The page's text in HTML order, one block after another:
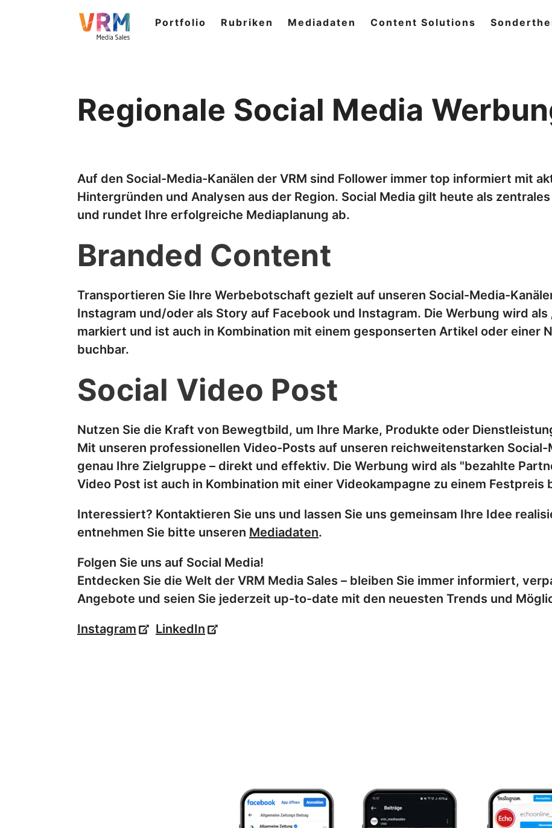
Portfolio Rubriken Mediadaten Content Solutions
Regionale Social Media
Auf den Social-Media-Kanälen der VRM sind Follower immer top informiert mit
Hintergründen und Analysen aus der Region. Social Media gilt heute als
und rundet Ihre erfolgreiche Mediaplanung ab.
Branded Content
Transportieren Sie Ihre Werbebotschaft gezielt auf unseren Social-Media-
Instagram und/oder als Story auf Facebook und Instagram. Die Werbung wird
markiert und ist auch in Kombination mit einem gesponserten Artikel oder einer
buchbar.
Social Video Post
Nutzen Sie die Kraft von Bewegtbild, um Ihre Marke, Produkte oder
Mit unseren professionellen Video-Posts auf unseren reichweitenstarken Social-
genau Ihre Zielgruppe – direkt und effektiv. Die Werbung wird als "bezahlte
Video Post ist auch in Kombination mit einer Videokampagne zu einem Festpreis
Interessiert? Kontaktieren Sie uns und lassen Sie uns gemeinsam Ihre Idee
entnehmen Sie bitte unseren Mediadaten.
Folgen Sie uns auf Social Media!
Entdecken Sie die Welt der VRM Media Sales – bleiben Sie immer informiert,
Angebote und seien Sie jederzeit up-to-date mit den neuesten Trends und
Instagram LinkedIn